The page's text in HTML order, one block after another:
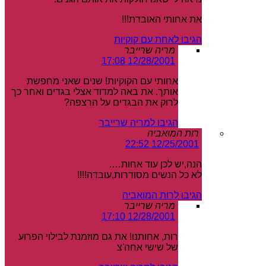
את אחותי האובדת!!!
הגיבו לאחת עם קוקיות
מריה שרייבר
12/28/2001 17:08
אחותי עם הקוקיות! שנים שאני מחפשת
אותך. את באה למדוד אצלי בגדים ואחר כך
לרוק את הבגדים על הרצפה?
הגיבו למריה שרייבר
רות המואביה
12/25/2001 22:52
הנה,יש לכן עוד אחות….
לא כל הנשים מסודרות,עובדה!!!!
הגיבו לרות המואביה
מריה שרייבר
12/28/2001 17:10
רות, אחותנו! את גם מוזמנת לבילוי הפרוע
של שישי אחה'צ